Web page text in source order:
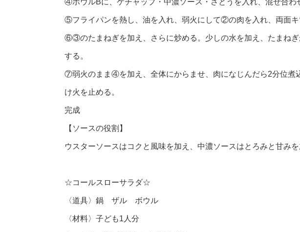
④ボウルBに、ケチャップ・中濃ソース・さとうを入れ、混ぜ合わ
⑤フライパンを熱し、油を入れ、弱火にして②の肉を入れ、両面キ
⑥③のたまねぎを加え、さらに炒める。少しの水を加え、たまね
する。
⑦弱火のまま④を加え、全体にからませ、肉になじんだら2分位煮
け火を止める。
完成
【ソースの役割】
ウスターソースはコクと風味を加え、中濃ソースはとろみと甘みを
☆コールスローサラダ☆
〈道具〉鍋 ザル ボウル
〈材料〉子ども1人分